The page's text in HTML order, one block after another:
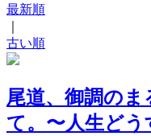
最新順
古い順
尾道、御調の
て。〜人生どう